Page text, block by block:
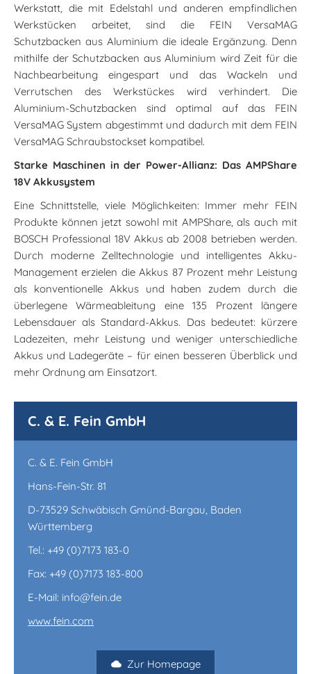
Werkstatt, die mit Edelstahl und anderen empfindlichen
Werkstücken arbeitet, sind die FEIN VersaMAG
Schutzbacken aus Aluminium die ideale Ergänzung. Denn
mithilfe der Schutzbacken aus Aluminium wird Zeit für die
Nachbearbeitung eingespart und das Wackeln und
Verrutschen des Werkstückes wird verhindert. Die
Aluminium-Schutzbacken sind optimal auf das FEIN
VersaMAG System abgestimmt und dadurch mit dem FEIN
VersaMAG Schraubstockset kompatibel.
Starke Maschinen in der Power-Allianz: Das AMPShare
18V Akkusystem
Eine Schnittstelle, viele Möglichkeiten: Immer mehr FEIN
Produkte können jetzt sowohl mit AMPShare, als auch mit
BOSCH Professional 18V Akkus ab 2008 betrieben werden.
Durch moderne Zelltechnologie und intelligentes Akku-
Management erzielen die Akkus 87 Prozent mehr Leistung
als konventionelle Akkus und haben zudem durch die
überlegene Wärmeableitung eine 135 Prozent längere
Lebensdauer als Standard-Akkus. Das bedeutet: kürzere
Ladezeiten, mehr Leistung und weniger unterschiedliche
Akkus und Ladegeräte – für einen besseren Überblick und
mehr Ordnung am Einsatzort.
C. & E. Fein GmbH
C. & E. Fein GmbH
Hans-Fein-Str. 81
D-73529 Schwäbisch Gmünd-Bargau, Baden
Württemberg
Tel.: +49 (0)7173 183-0
Fax: +49 (0)7173 183-800
E-Mail: info@fein.de
www.fein.com
Zur Homepage